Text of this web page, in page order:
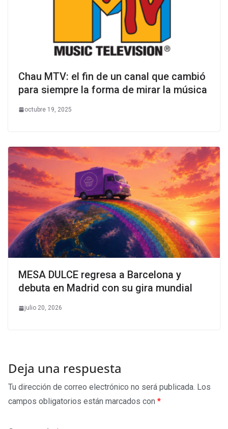
Chau MTV: el fin de un canal que cambió
para siempre la forma de mirar la música
octubre 19, 2025
MESA DULCE regresa a Barcelona y
debuta en Madrid con su gira mundial
julio 20, 2026
Deja una respuesta
Tu dirección de correo electrónico no será publicada. Los
campos obligatorios están marcados con *